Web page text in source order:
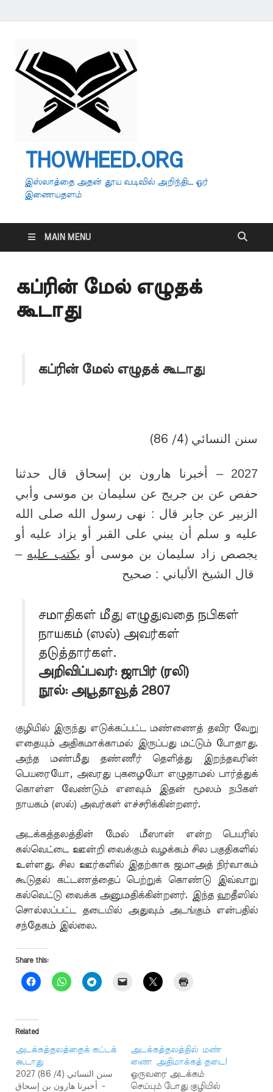
THOWHEED.ORG
இஸ்லாத்தை அதன் தூய வடிவில் அறிந்திட ஓர்
இணையதளம்
MAIN MENU
கப்ரின் மேல் எழுதக்
கூடாது
கப்ரின் மேல் எழுதக் கூடாது
سنن النسائي (4/ 86)
2027 – أخبرنا هارون بن إسحاق قال حدثنا
حفص عن بن جريج عن سليمان بن موسى وأبي
الزبير عن جابر قال : نهى رسول الله صلى الله
عليه و سلم أن يبني على القبر أو يزاد عليه أو
يجصص زاد سليمان بن موسى أو يكتب عليه –
قال الشيخ الألباني : صحيح
சமாதிகள் மீது எழுதுவதை நபிகள்
நாயகம் (ஸல்) அவர்கள்
தடுத்தார்கள்.
அறிவிப்பவர்: ஜாபிர் (ரலி)
நூல்: அபூதாவூத் 2807
குழியில் இருந்து எடுக்கப்பட்ட மண்ணைத் தவிர வேறு
எதையும் அதிகமாக்காமல் இருப்பது மட்டும் போதாது.
அந்த மண்மீது தண்ணீர் தெளித்து இறந்தவரின்
பெயரையோ, அவரது புகழையோ எழுதாமல் பார்த்துக்
கொள்ள வேண்டும் எனவும் இதன் மூலம் நபிகள்
நாயகம் (ஸல்) அவர்கள் எச்சரிக்கின்றனர்.
அடக்கத்தலத்தின் மேல் மீஸான் என்ற பெயரில்
கல்வெட்டை ஊன்றி வைக்கும் வழக்கம் சில பகுதிகளில்
உள்ளது. சில ஊர்களில் இதற்காக ஜமாஅத் நிர்வாகம்
கூடுதல் கட்டணத்தைப் பெற்றுக் கொண்டு இவ்வாறு
கல்வெட்டு வைக்க அனுமதிக்கின்றனர். இந்த ஹதீஸில்
சொல்லப்பட்ட தடையில் அதுவும் அடங்கும் என்பதில்
சந்தேகம் இல்லை.
Share this:
Related
அடக்கத்தலத்தைக் கட்டக்
கூடாது
سنن النسائي (4/ 86) 2027
- أخبرنا هارون بن إسحاق
அடக்கத்தலத்தில் மண்
ணை அதிமாக்கத் தடை!
ஒருவரை அடக்கம்
செய்யும் போது குழியில்